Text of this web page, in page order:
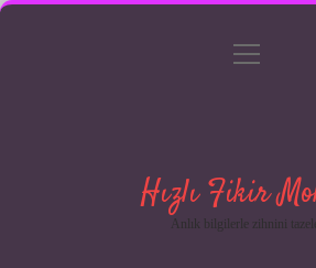
Gizlilik Politikası
menüyü
Hızlı Fikir
Anlık bilgilerle zihnini